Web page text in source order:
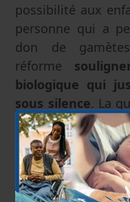
possibilité aux
personne qui a
don de
réforme
biologique qui
sous silence. La
savoir comment
multiple”, entre
seront chargés
donneurs à